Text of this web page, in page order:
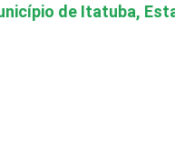
de Itatuba,